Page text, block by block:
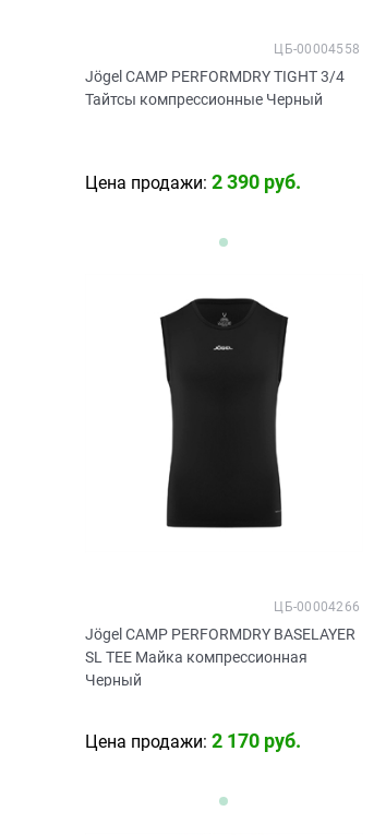
Jögel CAMP PERFORMDRY TIGHT 3/4
Тайтсы компрессионные Черный
ЦБ-00004558
Цена продажи: 2 390 руб.
Jögel CAMP PERFORMDRY BASELAYER
SL TEE Майка компрессионная
Черный
ЦБ-00004266
Цена продажи: 2 170 руб.